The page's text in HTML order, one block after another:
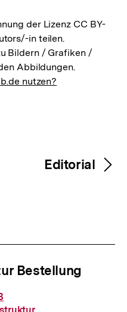
der Lizenz CC BY-
in teilen.
Bildern / Grafiken /
Abbildungen.
nutzen?
Editorial
Bestellung